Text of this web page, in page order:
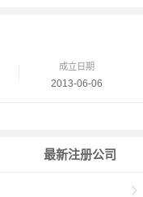
成立日期
2013-06-06
最新注册公司